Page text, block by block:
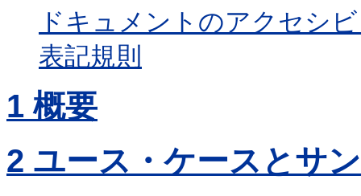
ドキュメントのアクセシ
表記規則
1 概要
2 ユース・ケースとサ